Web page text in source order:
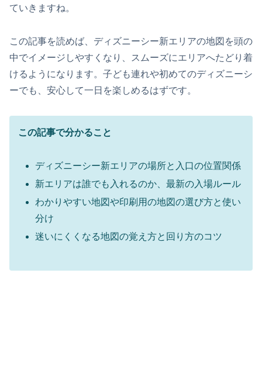
ていきますね。
この記事を読めば、ディズニーシー新エリアの地図を頭の
中でイメージしやすくなり、スムーズにエリアへたどり着
けるようになります。子ども連れや初めてのディズニーシ
ーでも、安心して一日を楽しめるはずです。
この記事で分かること
ディズニーシー新エリアの場所と入口の位置関係
新エリアは誰でも入れるのか、最新の入場ルール
わかりやすい地図や印刷用の地図の選び方と使い
分け
迷いにくくなる地図の覚え方と回り方のコツ